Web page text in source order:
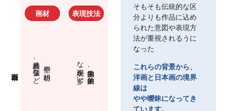
墨や胡粉、
岩絵具、金箔など 象徴的、抽象的
な表現が多い
そもそも伝統的な区
分よりも作品に込め
られた意図や表現方
法が重視されるうに
なった
これらの背景から、
洋画と日本画の境界
線は
やや曖昧になってき
ています。